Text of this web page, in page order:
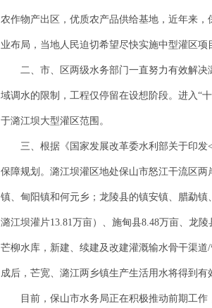
农作物产出区，优质农产品供给基地，近年来
业布局，当地人民迫切希望尽快实施中型灌区项
二、市、区两级水务部门一直努力有效解
域调水的限制，工程仅停留在设想阶段。进入“
于潞江坝大型灌区范围。
三、根据《国家发展改革委水利部关于印发
保障规划。潞江坝灌区地处保山市怒江干流区
镇、甸阳镇和何元乡；龙陵县的镇安镇、腊勐镇
潞江坝灌片13.81万亩）、施甸县8.48万亩、龙
芒柳水库，新建、续建及改建灌溉输水骨干渠
成后，芒宽、潞江两乡镇生产生活用水将得到有
目前，保山市水务局正在积极推动前期工